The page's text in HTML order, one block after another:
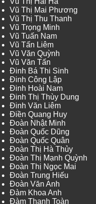
Vũ Thị Mai Phương
Vũ Thị Thu Thanh
Vũ Trọng Minh
Vũ Tuấn Nam
Vũ Tấn Liêm
Vũ Văn Quỳnh
Vũ Văn Tấn
Đinh Bá Thi Sinh
Đinh Công Lập
Đinh Hoài Nam
Đinh Thị Thùy Dung
Đinh Văn Liêm
Điền Quang Huy
Đoàn Nhật Minh
Đoàn Quốc Dũng
Đoàn Quốc Quân
Đoàn Thị Hà Thủy
Đoàn Thị Mạnh Quỳnh
Đoàn Thị Ngọc Mai
Đoàn Trung Hiếu
Đoàn Văn Anh
Đàm Khoa Anh
Đàm Thanh Toàn